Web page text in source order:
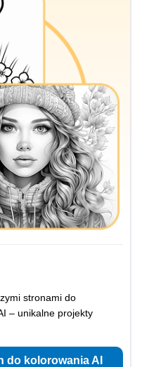
stronami do
– unikalne projekty
do kolorowania AI